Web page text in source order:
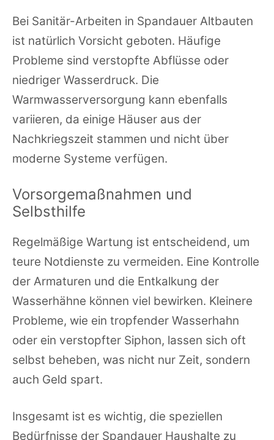
Bei Sanitär-Arbeiten in Spandauer Altbauten
ist natürlich Vorsicht geboten. Häufige
Probleme sind verstopfte Abflüsse oder
niedriger Wasserdruck. Die
Warmwasserversorgung kann ebenfalls
variieren, da einige Häuser aus der
Nachkriegszeit stammen und nicht über
moderne Systeme verfügen.
Vorsorgemaßnahmen und
Selbsthilfe
Regelmäßige Wartung ist entscheidend, um
teure Notdienste zu vermeiden. Eine Kontrolle
der Armaturen und die Entkalkung der
Wasserhähne können viel bewirken. Kleinere
Probleme, wie ein tropfender Wasserhahn
oder ein verstopfter Siphon, lassen sich oft
selbst beheben, was nicht nur Zeit, sondern
auch Geld spart.
Insgesamt ist es wichtig, die speziellen
Bedürfnisse der Spandauer Haushalte zu